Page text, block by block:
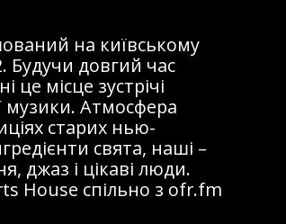
на київському
Будучи довгий час
місце зустрічі
музики. Атмосфера
старих нью-
свята, наші –
джаз і цікаві люди.
House спільно з ofr.fm